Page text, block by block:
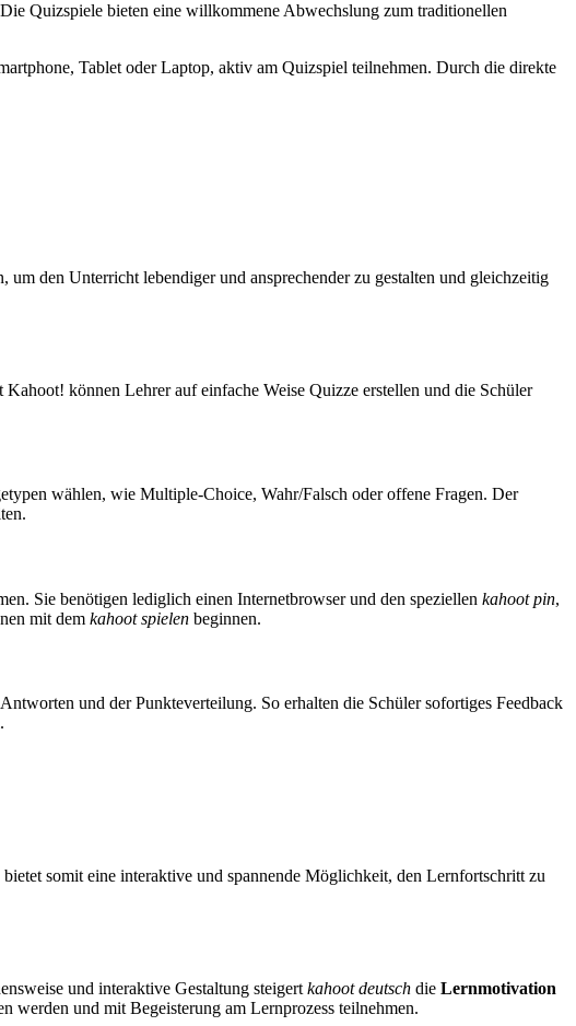
Quizspiele bieten eine willkommene Abwechslung zum traditionellen
Tablet oder Laptop, aktiv am Quizspiel teilnehmen. Durch die direkte
den Unterricht lebendiger und ansprechender zu gestalten und gleichzeitig
können Lehrer auf einfache Weise Quizze erstellen und die Schüler
wählen, wie Multiple-Choice, Wahr/Falsch oder offene Fragen. Der
Sie benötigen lediglich einen Internetbrowser und den speziellen kahoot pin,
mit dem kahoot spielen beginnen.
und der Punkteverteilung. So erhalten die Schüler sofortiges Feedback
somit eine interaktive und spannende Möglichkeit, den Lernfortschritt zu
und interaktive Gestaltung steigert kahoot deutsch die Lernmotivation
werden und mit Begeisterung am Lernprozess teilnehmen.